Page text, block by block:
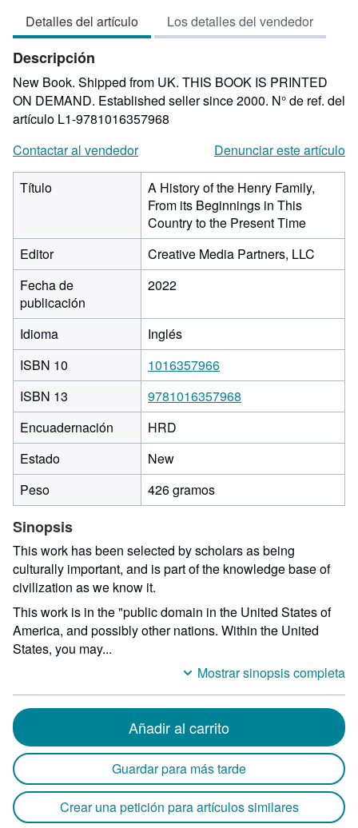
Detalles del artículo Los detalles del vendedor
Descripción
New Book. Shipped from UK. THIS BOOK IS PRINTED
ON DEMAND. Established seller since 2000. N° de ref. del
artículo L1-9781016357968
Contactar al vendedor
Denunciar este artículo
Título
A History of the Henry Family,
From its Beginnings in This
Country to the Present Time
Editor
Creative Media Partners, LLC
Fecha de
publicación
2022
Idioma
Inglés
ISBN 10
1016357966
ISBN 13
9781016357968
Encuadernación
HRD
Estado
New
Peso
426 gramos
Sinopsis
This work has been selected by scholars as being
culturally important, and is part of the knowledge base of
civilization as we know it.
This work is in the "public domain in the United States of
America, and possibly other nations. Within the United
States, you may...
Mostrar sinopsis completa
Añadir al carrito
Guardar para más tarde
Crear una petición para artículos similares